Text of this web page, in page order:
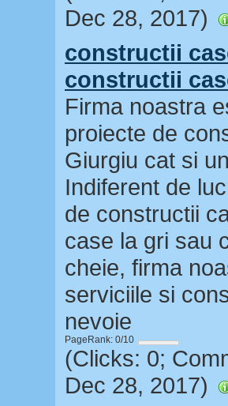
Dec 28, 2017)
constructii
constructii
Firma noastra
proiecte de
Giurgiu cat si
Indiferent de
de constructii
case la gri sau
cheie, firma
serviciile si
nevoie
PageRank: 0/10
(Clicks: 0;
Dec 28, 2017)